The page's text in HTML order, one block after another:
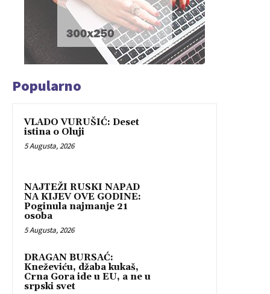
Popularno
VLADO VURUŠIĆ: Deset
istina o Oluji
5 Augusta, 2026
NAJTEŽI RUSKI NAPAD
NA KIJEV OVE GODINE:
Poginula najmanje 21
osoba
5 Augusta, 2026
DRAGAN BURSAĆ:
Kneževiću, džaba kukaš,
Crna Gora ide u EU, a ne u
srpski svet